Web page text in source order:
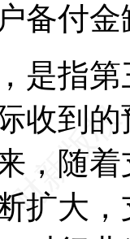
备付
指第
收到
，随
扩大